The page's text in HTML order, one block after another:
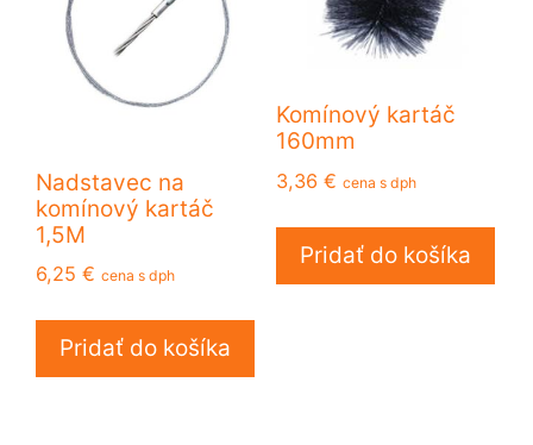
Nadstavec na
komínový kartáč
1,5M
6,25 € cena s dph
Pridať do košíka
Komínový kartáč
160mm
3,36 € cena s dph
Pridať do košíka